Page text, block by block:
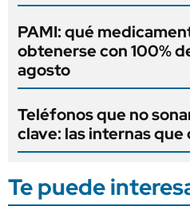
PAMI: qué
obtenerse con 100%
agosto
Teléfonos que no
clave: las internas que
Te puede